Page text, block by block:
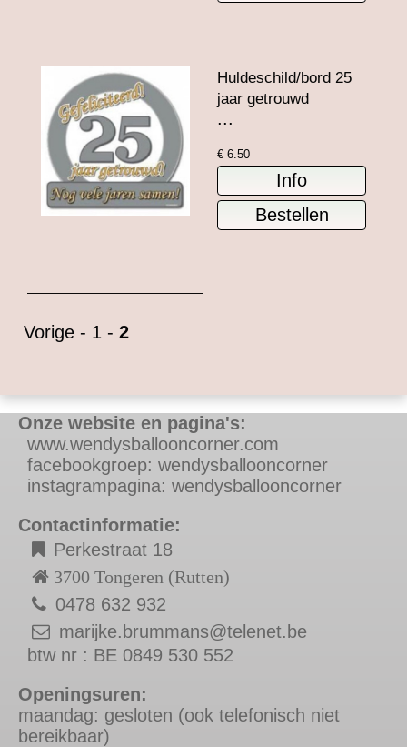
Huldeschild/bord 25
jaar getrouwd
...
€ 6.50
Vorige - 1 - 2
Onze website en pagina's:
www.wendysballooncorner.com
facebookgroep: wendysballooncorner
instagrampagina: wendysballooncorner
Contactinformatie:
Perkestraat 18
3700 Tongeren (Rutten)
0478 632 932
marijke.brummans@telenet.be
btw nr : BE 0849 530 552
Openingsuren:
maandag: gesloten (ook telefonisch niet
bereikbaar)